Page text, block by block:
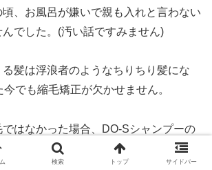
頃、お風呂が嫌いで親も入れと言わない
でした。(汚い話ですみません)
髪は浮浪者のようなちりちり髪にな
でも縮毛矯正が欠かせません。
はなかった場合、DO-Sシャンプーの
が治るということはあるでしょうか。
検索 トップ サイドバー